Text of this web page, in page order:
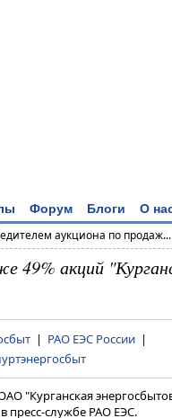
Форум Блоги О
аукциона по продаж...
49% акций
| РАО ЕЭС России |
"Курганская
службе РАО ЕЭС.